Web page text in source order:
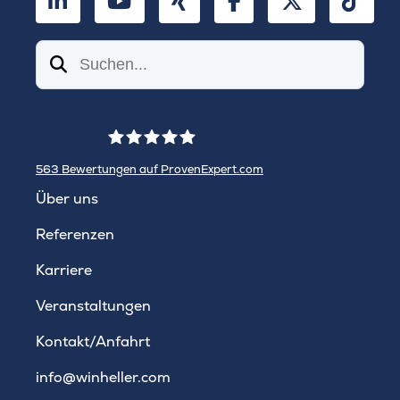
Suchen
563 Bewertungen auf ProvenExpert.com
Über uns
Referenzen
Karriere
Veranstaltungen
Kontakt/Anfahrt
info@winheller.com